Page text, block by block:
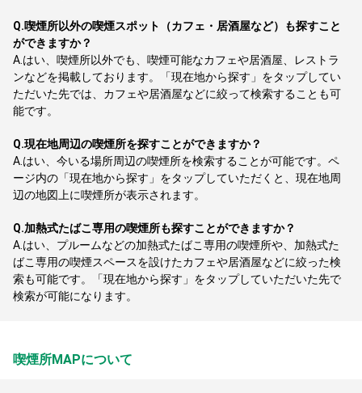
Q.喫煙所以外の喫煙スポット（カフェ・居酒屋など）も探すこと
ができますか？
A. はい、喫煙所以外でも、喫煙可能なカフェや居酒屋、レストラ
ンなどを掲載しております。「現在地から探す」をタップしてい
ただいた先では、カフェや居酒屋などに絞って検索することも可
能です。
Q.現在地周辺の喫煙所を探すことができますか？
A. はい、今いる場所周辺の喫煙所を検索することが可能です。ペ
ージ内の「現在地から探す」をタップしていただくと、現在地周
辺の地図上に喫煙所が表示されます。
Q.加熱式たばこ専用の喫煙所も探すことができますか？
A. はい、プルームなどの加熱式たばこ専用の喫煙所や、加熱式た
ばこ専用の喫煙スペースを設けたカフェや居酒屋などに絞った検
索も可能です。「現在地から探す」をタップしていただいた先で
検索が可能になります。
喫煙所MAPについて